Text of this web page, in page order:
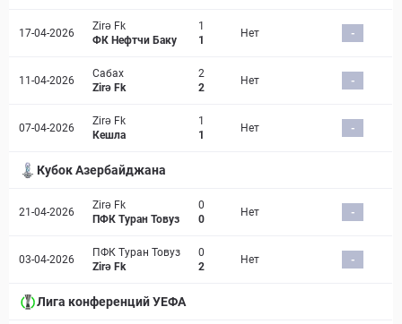
17-04-2026
Zirə Fk
ФК Нефтчи Баку
1
1
Нет -
11-04-2026
Сабах
Zirə Fk
2
2
Нет -
07-04-2026
Zirə Fk
Кешла
1
1
Нет -
Кубок Азербайджана
21-04-2026
Zirə Fk
ПФК Туран Товуз
0
0
Нет -
03-04-2026
ПФК Туран Товуз
Zirə Fk
0
2
Нет -
Лига конференций УЕФА